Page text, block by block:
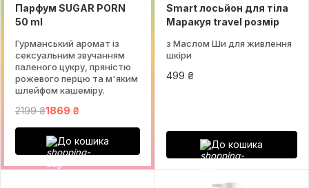
Парфум SUGAR PORN
50 ml
Гурманський аромат із
сексуальним звучанням
паленого цукру, пряністю
рожевого перцю та м'яким
шлейфом кашеміру.
2199 ₴1869 ₴
До кошика
Smart лосьйон для тіла
Маракуя travel розмір
з Маслом Ши для живлення
шкіри
499 ₴
До кошика